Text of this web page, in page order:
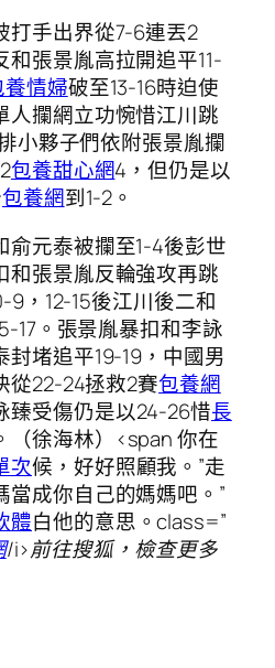
打手出界從7-6連丟2
張景胤高拉開追平11-
養情婦破至13-16時迫使
人攔網立功惋惜江川跳
小夥子們依附張景胤攔
包養甜心網4，但仍是以
包養網到1-2。
俞元泰被攔至1-4後彭世
和張景胤反輪強攻再跳
9，12-15後江川後二和
17。張景胤暴扣和李詠
堵追平19-19，中國男
從22-24拯救2賽包養網
臻受傷仍是以24-26惜長
（徐海林）<span 你在
次候，好好照顧我。”走
成你自己的媽媽吧。”
體白他的意思。class=”
/i>前往搜狐，檢查更多